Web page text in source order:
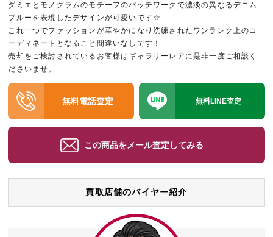
ダミエとモノグラムのモチーフのパッチワークで濃淡の異なるデニム
ブルーを表現したデザインが可愛いです☆
これ一つでファッションが華やかになり洗練されたワンランク上のコ
ーディネートとなること間違いなしです！
売却をご検討されているお客様はギャラリーレアに是非一度ご相談く
ださいませ。
無料電話査定 無料LINE査定
この商品をメール査定してみる
買取店舗のバイヤー紹介